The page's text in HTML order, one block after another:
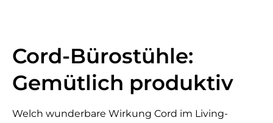
Cord-Bürostühle:
Gemütlich produktiv
Welch wunderbare Wirkung Cord im Living-